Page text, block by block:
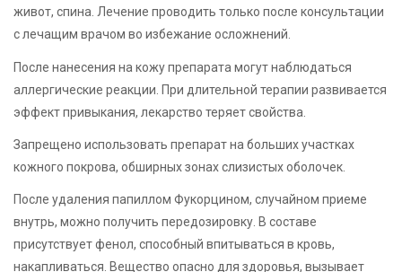
живот, спина. Лечение проводить только после консультации
с лечащим врачом во избежание осложнений.
После нанесения на кожу препарата могут наблюдаться
аллергические реакции. При длительной терапии развивается
эффект привыкания, лекарство теряет свойства.
Запрещено использовать препарат на больших участках
кожного покрова, обширных зонах слизистых оболочек.
После удаления папиллом Фукорцином, случайном приеме
внутрь, можно получить передозировку. В составе
присутствует фенол, способный впитываться в кровь,
накапливаться. Вещество опасно для здоровья, вызывает